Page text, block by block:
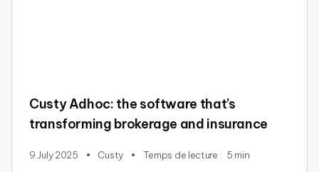
Custy Adhoc: the software that’s
transforming brokerage and insurance
9 July 2025 Custy Temps de lecture : 5 min